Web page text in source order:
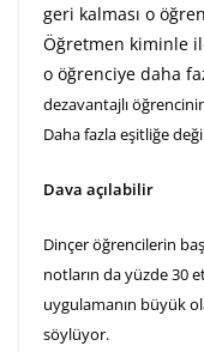
geri kalması o
Öğretmen kiminle
o öğrenciye daha
dezavantajlı
Daha fazla eşitliğe
Dava açılabilir
Dinçer öğrencilerin
notların da yüzde 30
uygulamanın büyük
söylüyor.